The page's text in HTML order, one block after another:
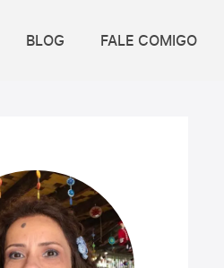
BLOG FALE COMIGO